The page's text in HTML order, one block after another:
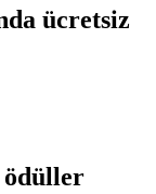
ücretsiz
ödüller